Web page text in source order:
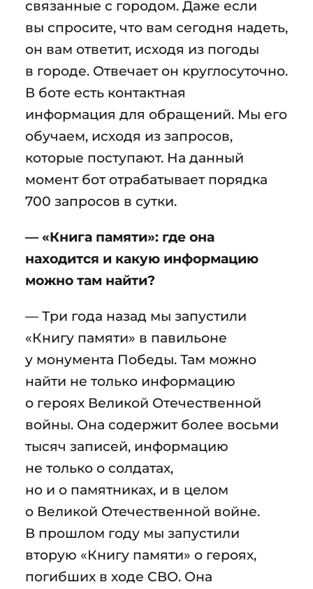
связанные с городом. Даже если
вы спросите, что вам сегодня надеть,
он вам ответит, исходя из погоды
в городе. Отвечает он круглосуточно.
В боте есть контактная
информация для обращений. Мы его
обучаем, исходя из запросов,
которые поступают. На данный
момент бот отрабатывает порядка
700 запросов в сутки.
— «Книга памяти»: где она
находится и какую информацию
можно там найти?
— Три года назад мы запустили
«Книгу памяти» в павильоне
у монумента Победы. Там можно
найти не только информацию
о героях Великой Отечественной
войны. Она содержит более восьми
тысяч записей, информацию
не только о солдатах,
но и о памятниках, и в целом
о Великой Отечественной войне.
В прошлом году мы запустили
вторую «Книгу памяти» о героях,
погибших в ходе СВО. Она